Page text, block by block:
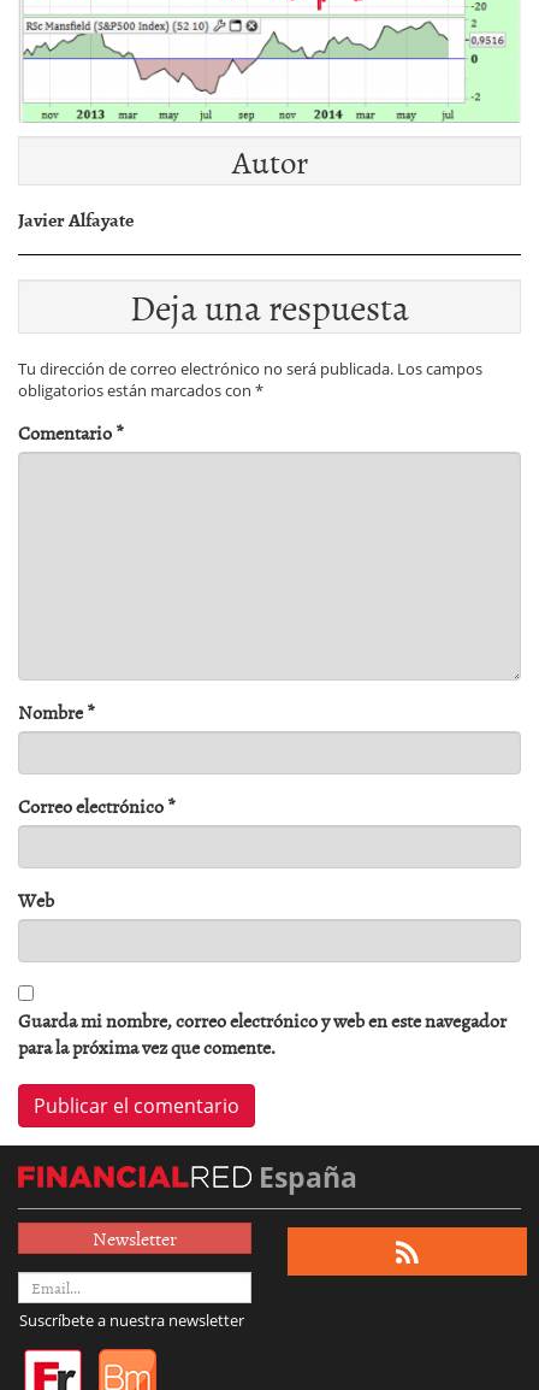
Autor
Javier Alfayate
Deja una respuesta
Tu dirección de correo electrónico no será publicada. Los campos
obligatorios están marcados con *
Comentario*
Nombre*
Correo electrónico*
Web
Guarda mi nombre, correo electrónico y web en este navegador
para la próxima vez que comente.
España
Newsletter
Suscríbete a nuestra newsletter